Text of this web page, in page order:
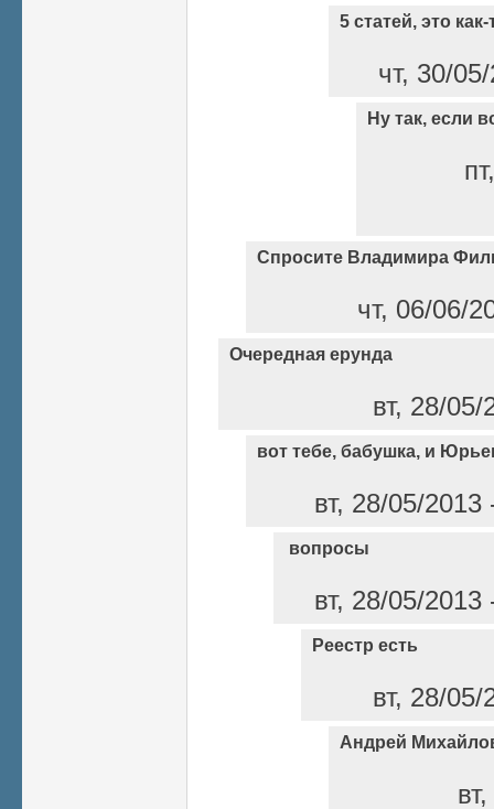
5 статей, это
чт, 30/
Ну так, если
Спросите Владимира
чт, 06/06/
Очередная ерунда
вт, 28/
вот тебе, бабушка, и
вт, 28/05/
вопросы
вт, 28/05/
Реестр есть
вт, 28/
Андрей